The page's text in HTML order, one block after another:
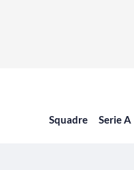
Squadre Serie A